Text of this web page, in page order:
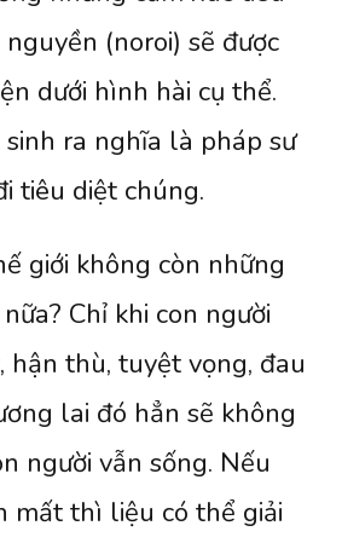
(noroi) sẽ được
dưới hình hài cụ thể.
ra nghĩa là pháp sư
tiêu diệt chúng.
giới không còn những
Chỉ khi con người
hận thù, tuyệt vọng, đau
lai đó hẳn sẽ không
người vẫn sống. Nếu
mất thì liệu có thể giải